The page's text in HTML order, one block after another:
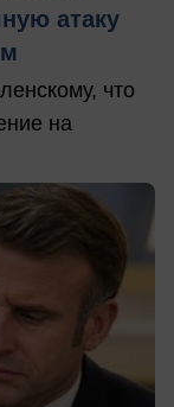
атаку
что
на